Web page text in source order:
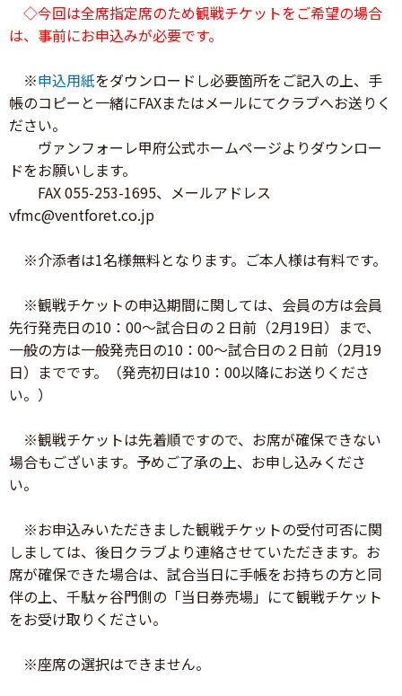
◇今回は全席指定席のため観戦チケットをご希望の場合
は、事前にお申込みが必要です。
※申込用紙をダウンロードし必要箇所をご記入の上、手
帳のコピーと一緒にFAXまたはメールにてクラブへお送りく
ださい。
ヴァンフォーレ甲府公式ホームページよりダウンロー
ドをお願いします。
FAX 055-253-1695、メールアドレス
vfmc@ventforet.co.jp
※介添者は1名様無料となります。ご本人様は有料です。
※観戦チケットの申込期間に関しては、会員の方は会員
先行発売日の10：00～試合日の２日前（2月19日）まで、
一般の方は一般発売日の10：00～試合日の２日前（2月19
日）までです。（発売初日は10：00以降にお送りくださ
い。）
※観戦チケットは先着順ですので、お席が確保できない
場合もございます。予めご了承の上、お申し込みくださ
い。
※お申込みいただきました観戦チケットの受付可否に関
しましては、後日クラブより連絡させていただきます。お
席が確保できた場合は、試合当日に手帳をお持ちの方と同
伴の上、千駄ヶ谷門側の「当日券売場」にて観戦チケット
をお受け取りください。
※座席の選択はできません。